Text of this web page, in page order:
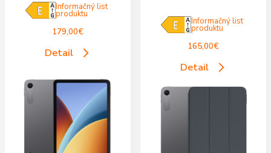
Informačný list
produktu
179,00€
Detail
Informačný list
produktu
165,00€
Detail